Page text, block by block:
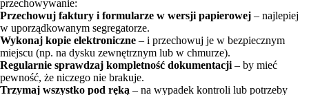
przechowywanie:
Przechowuj faktury i formularze w wersji papierowej – najlepiej
w uporządkowanym segregatorze.
Wykonaj kopie elektroniczne – i przechowuj je w bezpiecznym
miejscu (np. na dysku zewnętrznym lub w chmurze).
Regularnie sprawdzaj kompletność dokumentacji – by mieć
pewność, że niczego nie brakuje.
Trzymaj wszystko pod ręką – na wypadek kontroli lub potrzeby